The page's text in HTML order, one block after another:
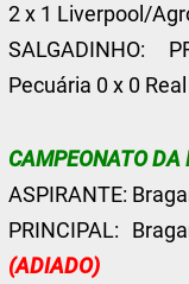
2 x 1 Liverpool/
SALGADINHO:
Pecuária 0 x 0
CAMPEONATO DA
ASPIRANTE:
PRINCIPAL:
(ADIADO)